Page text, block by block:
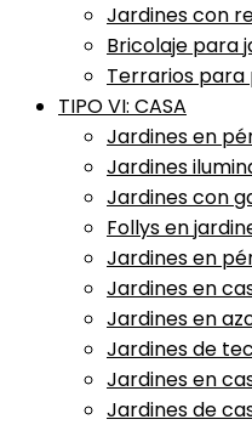
Jardines con
Bricolaje para
Terrarios para
TIPO VI: CASA
Jardines en
Jardines
Jardines con
Follys en
Jardines en
Jardines en
Jardines en
Jardines de
Jardines en
Jardines de